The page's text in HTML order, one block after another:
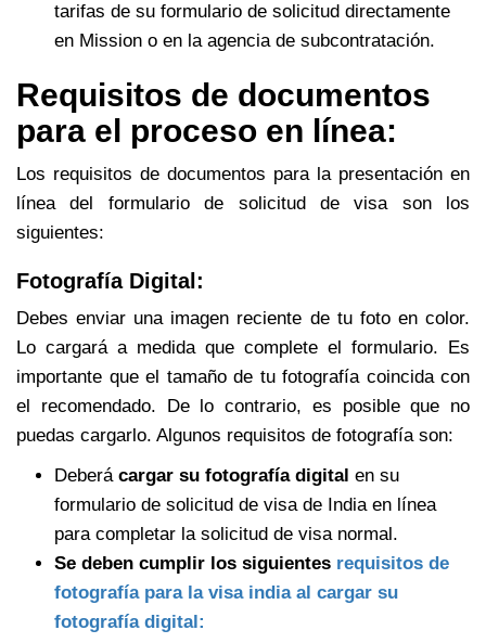
tarifas de su formulario de solicitud directamente
en Mission o en la agencia de subcontratación.
Requisitos de documentos
para el proceso en línea:
Los requisitos de documentos para la presentación en
línea del formulario de solicitud de visa son los
siguientes:
Fotografía Digital:
Debes enviar una imagen reciente de tu foto en color.
Lo cargará a medida que complete el formulario. Es
importante que el tamaño de tu fotografía coincida con
el recomendado. De lo contrario, es posible que no
puedas cargarlo. Algunos requisitos de fotografía son:
Deberá cargar su fotografía digital en su
formulario de solicitud de visa de India en línea
para completar la solicitud de visa normal.
Se deben cumplir los siguientes requisitos de
fotografía para la visa india al cargar su
fotografía digital: